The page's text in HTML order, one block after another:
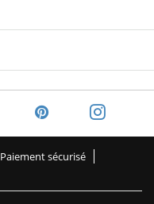
Paiement sécurisé